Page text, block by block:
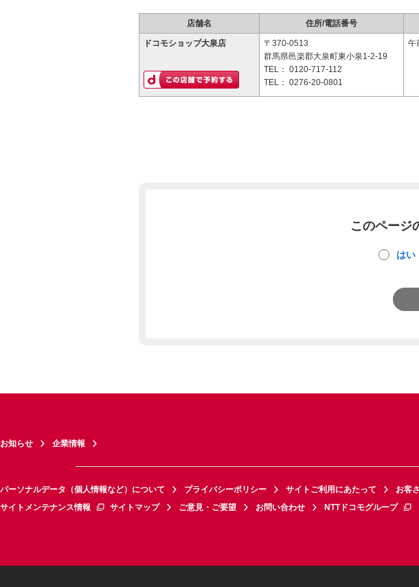
店舗名 住所/電話番号
ドコモショップ大泉店
〒370-0513
群馬県邑楽郡大泉町東小泉1-2-19
TEL： 0120-717-112
TEL： 0276-20-0801
午
このページ
はい
お知らせ 企業情報
パーソナルデータ（個人情報など）について プライバシーポリシー サイトご利用にあたって お客
サイトメンテナンス情報
サイトマップ ご意見・ご要望 お問い合わせ NTTドコモグループ